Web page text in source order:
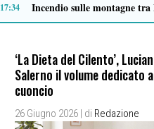
‘La Dieta del Cilento’,
Salerno il volume dedicato
cuoncio
26 Giugno 2026 | di Redazione